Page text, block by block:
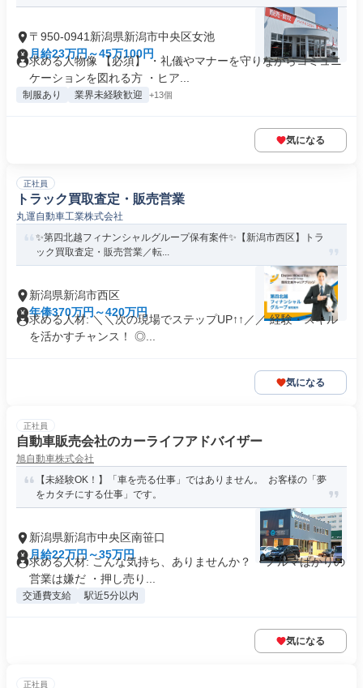
〒950-0941新潟県新潟市中央区女池
月給23万円～45万100円
求める人物像 【必須】 ・礼儀やマナーを守りながらコミュニ
ケーションを図れる方 ・ヒア...
制服あり 業界未経験歓迎 +13個
気になる
正社員
トラック買取査定・販売営業
丸運自動車工業株式会社
✨️第四北越フィナンシャルグループ保有案件✨️【新潟市西区】トラ
ック買取査定・販売営業／転...
新潟県新潟市西区
年俸370万円～420万円
求める人材: ＼＼次の現場でステップUP↑↑／／ 経験・スキル
を活かすチャンス！ ◎...
気になる
正社員
自動車販売会社のカーライフアドバイザー
旭自動車株式会社
【未経験OK！】「車を売る仕事」ではありません。 お客様の「夢
をカタチにする仕事」です。
新潟県新潟市中央区南笹口
月給22万円～35万円
求める人材: こんな気持ち、ありませんか？ ・ノルマばかりの
営業は嫌だ ・押し売り...
交通費支給 駅近5分以内
気になる
正社員